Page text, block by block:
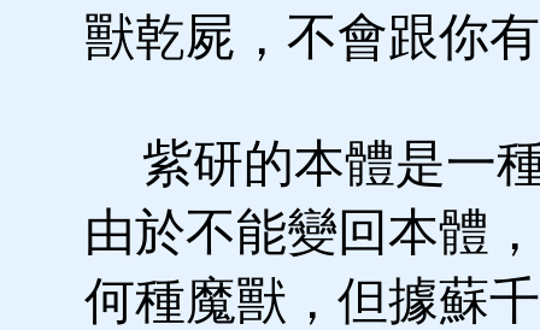
獸乾屍，不會跟你
紫研的本體是一
由於不能變回本體
何種魔獸，但據蘇